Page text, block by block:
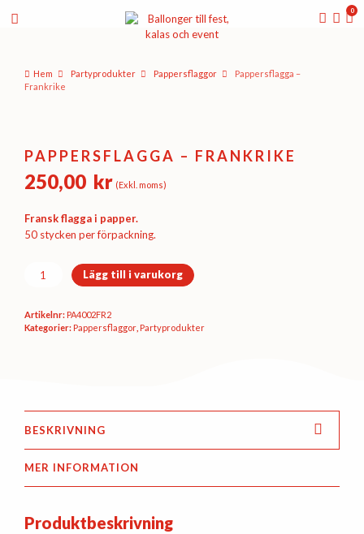
0
Hem Party­­produkter Pappers­flaggor
Pappersflagga –
Frankrike
PAPPERSFLAGGA – FRANKRIKE
250,00 kr (Exkl. moms)
Fransk flagga i papper.
50 stycken per förpackning.
Pappersflagga
mängd
Lägg till i varukorg
Artikelnr: PA4002FR2
Kategorier: Pappers­flaggor, Party­­produkter
BESKRIVNING
MER INFORMATION
Produktbeskrivning